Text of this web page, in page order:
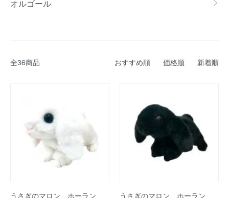
オルゴール
全36商品 おすすめ順 価格順 新着順
うさぎのマロン ホーラン
うさぎのマロン ホーラン